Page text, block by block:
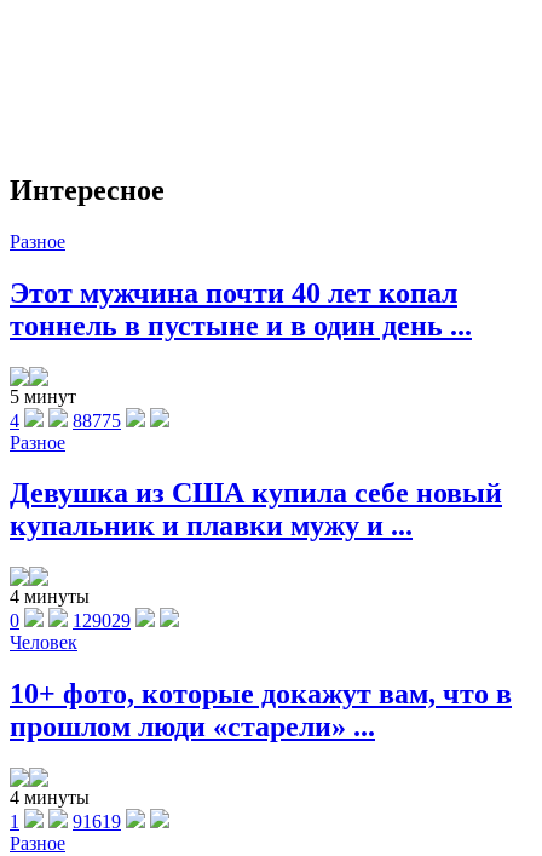
Интересное
Разное
Этот мужчина почти 40 лет копал
тоннель в пустыне и в один день ...
5 минут
4
88775
Разное
Девушка из США купила себе новый
купальник и плавки мужу и ...
4 минуты
0
129029
Человек
10+ фото, которые докажут вам, что в
прошлом люди «старели» ...
4 минуты
1
91619
Разное